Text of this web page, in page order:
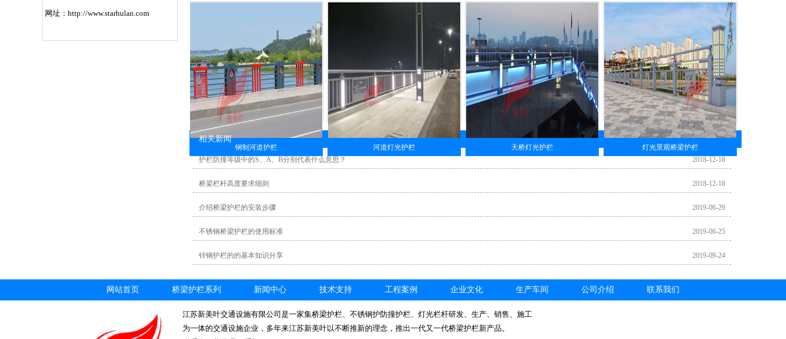
钢制河道护栏 河道灯光护栏 天桥灯光护栏 灯光景观桥梁护栏
相关新闻
2018-12-18
护栏防撞等级中的S、A、B分别代表什么意思？
2018-12-18
桥梁栏杆高度要求细则
2019-06-29
介绍桥梁护栏的安装步骤
2019-06-25
不锈钢桥梁护栏的使用标准
2019-09-24
锌钢护栏的的基本知识分享
网址：http://www.starhulan.com
网站首页 桥梁护栏系列 新闻中心 技术支持 工程案例 企业文化 生产车间 公司介绍 联系我们
江苏新美叶交通设施有限公司是一家集桥梁护栏、不锈钢护防撞护栏、灯光栏杆研发、生产、销售、施工
为一体的交通设施企业，多年来江苏新美叶以不断推新的理念，推出一代又一代桥梁护栏新产品。